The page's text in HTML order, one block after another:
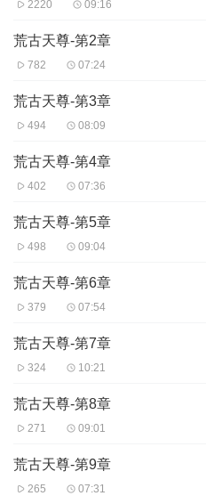
2220 09:16
荒古天尊-第2章
782 07:24
荒古天尊-第3章
494 08:09
荒古天尊-第4章
402 07:36
荒古天尊-第5章
498 09:04
荒古天尊-第6章
379 07:54
荒古天尊-第7章
324 10:21
荒古天尊-第8章
271 09:01
荒古天尊-第9章
265 07:31